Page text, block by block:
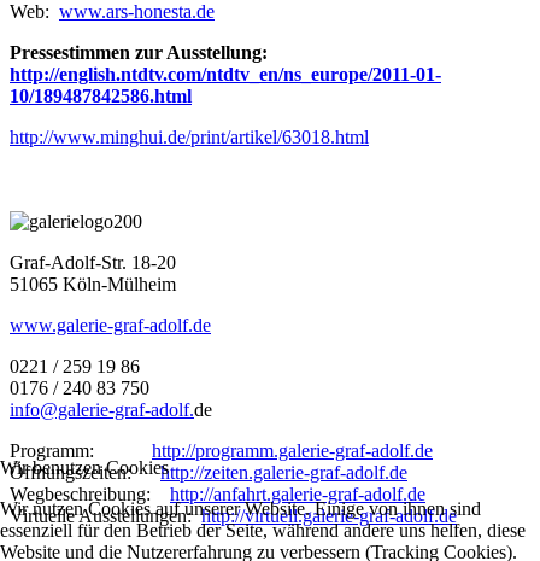
Web: www.ars-honesta.de
Pressestimmen zur Ausstellung:
http://english.ntdtv.com/ntdtv_en/ns_europe/2011-01-
10/189487842586.html
http://www.minghui.de/print/artikel/63018.html
Graf-Adolf-Str. 18-20
51065 Köln-Mülheim
www.galerie-graf-adolf.de
0221 / 259 19 86
0176 / 240 83 750
info@galerie-graf-adolf.de
Programm: http://programm.galerie-graf-adolf.de
Öffnungszeiten:http://zeiten.galerie-graf-adolf.de
Wegbeschreibung: http://anfahrt.galerie-graf-adolf.de
Virtuelle Ausstellungen:http://virtuell.galerie-graf-adolf.de
Wir benutzen Cookies
Wir nutzen Cookies auf unserer Website. Einige von ihnen sind
essenziell für den Betrieb der Seite, während andere uns helfen, diese
Website und die Nutzererfahrung zu verbessern (Tracking Cookies).